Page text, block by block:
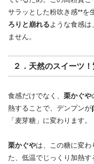
サラッとした粉吹き感**を
ろりと崩れるような食感は
ません。
２．天然のスイーツ！
食感だけでなく、 栗かぐや
熱することで、デンプンが
「麦芽糖」に変わります。
栗かぐやは、この糖に変わ
た、低温でじっくり加熱